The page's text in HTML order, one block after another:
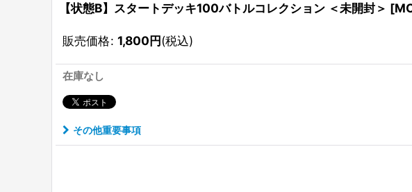
【状態B】スタートデッキ100バトルコレクション ＜未開封＞
販売価格: 1,800円(税込)
在庫なし
その他重要事項